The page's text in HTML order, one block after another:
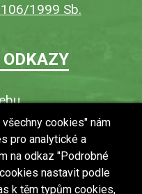
1999 Sb.
informace
(GDPR)
cookies" nám
pro analytické a
na odkaz "Podrobné
nastavit podle
k těm typům cookies,